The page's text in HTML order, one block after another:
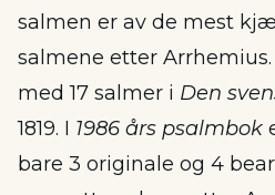
salmen er av de mest
salmene etter
med 17 salmer i Den
1819. I 1986 års psalmbok
bare 3 originale og 4